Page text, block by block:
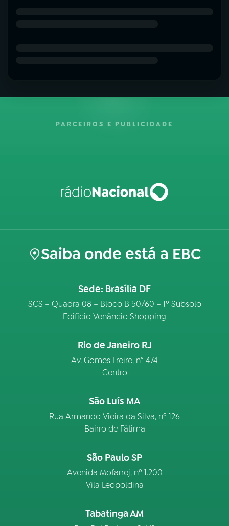
PARCEIROS E PUBLICIDADE
Saiba onde está a EBC
Sede: Brasília DF
SCS – Quadra 08 – Bloco B 50/60 – 1º Subsolo
Edifício Venâncio Shopping
Rio de Janeiro RJ
Av. Gomes Freire, n° 474
Centro
São Luís MA
Rua Armando Vieira da Silva, nº 126
Bairro de Fátima
São Paulo SP
Avenida Mofarrej, nº 1.200
Vila Leopoldina
Tabatinga AM